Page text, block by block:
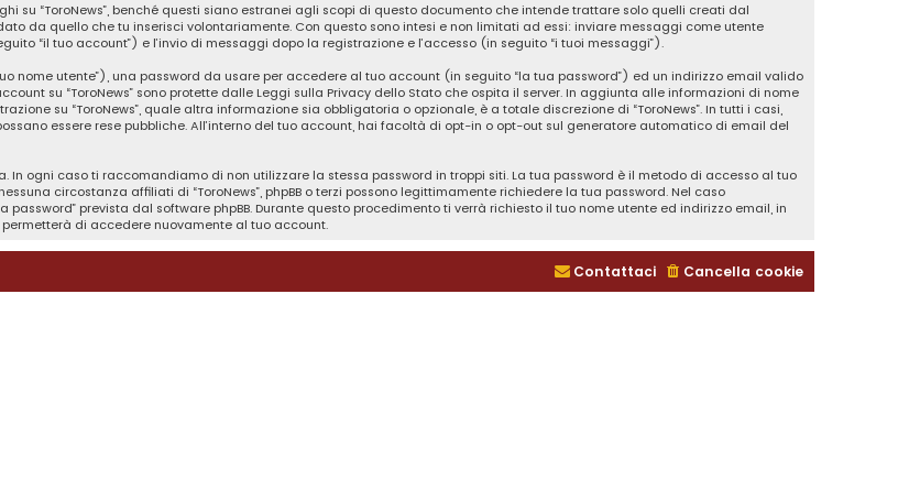
su “ToroNews”, benché questi siano estranei agli scopi di questo documento che intende trattare solo quelli creati dal
da quello che tu inserisci volontariamente. Con questo sono intesi e non limitati ad essi: inviare messaggi come utente
“il tuo account”) e l’invio di messaggi dopo la registrazione e l’accesso (in seguito “i tuoi messaggi”).
nome utente”), una password da usare per accedere al tuo account (in seguito “la tua password”) ed un indirizzo email valido
su “ToroNews” sono protette dalle Leggi sulla Privacy dello Stato che ospita il server. In aggiunta alle informazioni di nome
su “ToroNews”, quale altra informazione sia obbligatoria o opzionale, è a totale discrezione di “ToroNews”. In tutti i casi,
essere rese pubbliche. All’interno del tuo account, hai facoltà di opt-in o opt-out sul generatore automatico di email del
ogni caso ti raccomandiamo di non utilizzare la stessa password in troppi siti. La tua password è il metodo di accesso al tuo
circostanza affiliati di “ToroNews”, phpBB o terzi possono legittimamente richiedere la tua password. Nel caso
prevista dal software phpBB. Durante questo procedimento ti verrà richiesto il tuo nome utente ed indirizzo email, in
di accedere nuovamente al tuo account.
Cancella cookie
Contattaci